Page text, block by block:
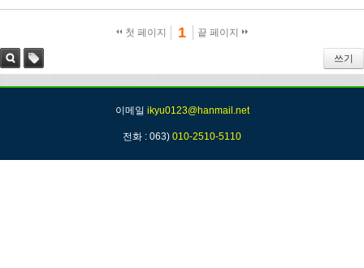
첫 페이지 1 끝 페이지
쓰기
검색 태그
이메일 ikyu0123@hanmail.net
전화 : 063) 010-2510-5110